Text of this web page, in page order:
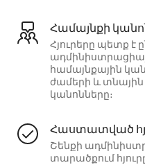
Համայնքի
Հյուրերը պետք է
համայնքային
ժամերի և տնային
կանոնները։
Հաստատված
Շենքի
տարածքում